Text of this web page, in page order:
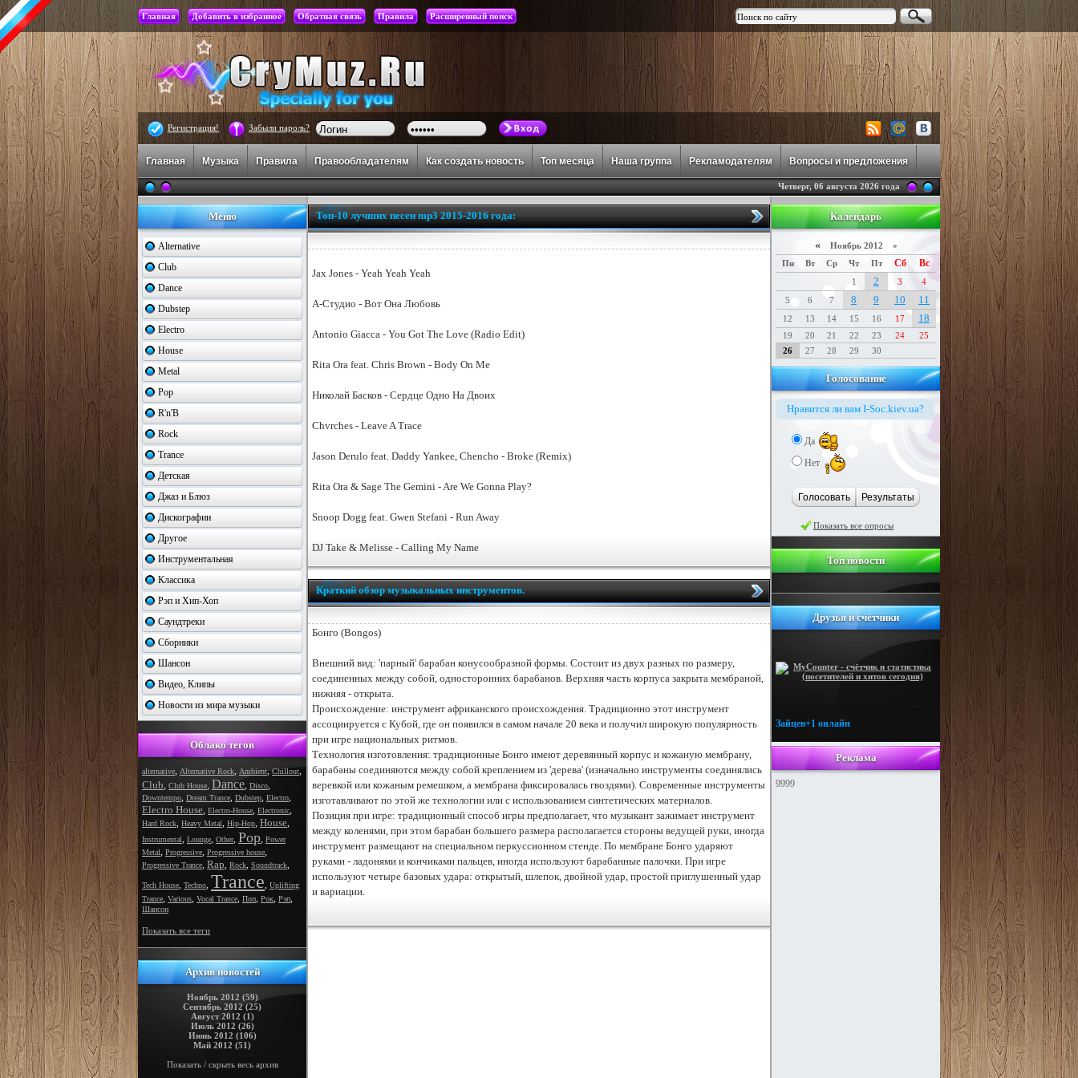
Главная Добавить в избранное Обратная связь Правила Расширенный поиск
Регистрация! Забыли пароль?
Главная Музыка Правила Правообладателям Как создать новость Топ месяца Наша группа Рекламодателям Вопросы и предложения
Четверг, 06 августа 2026 года
Меню
Alternative
Club
Dance
Dubstep
Electro
House
Metal
Pop
R'n'B
Rock
Trance
Детская
Джаз и Блюз
Дискографии
Другое
Инструментальная
Классика
Рэп и Хип-Хоп
Саундтреки
Сборники
Шансон
Видео, Клипы
Новости из мира музыки
Облако тегов
alternative, Alternative Rock, Ambient, Chillout,
Club, Club House, Dance, Disco,
Downtempo, Dream Trance, Dubstep, Electro,
Electro House, Electro-House, Electronic,
Hard Rock, Heavy Metal, Hip-Hop, House,
Instrumental, Lounge, Other, Pop, Power
Metal, Progressive, Progressive house,
Progressive Trance, Rap, Rock, Soundtrack,
Tech House, Techno, Trance, Uplifting
Trance, Various, Vocal Trance, Поп, Рок, Рэп,
Шансон
Показать все теги
Архив новостей
Ноябрь 2012 (59)
Сентябрь 2012 (25)
Август 2012 (1)
Июль 2012 (26)
Июнь 2012 (106)
Май 2012 (51)
Показать / скрыть весь архив
Календарь
«Ноябрь 2012 »
Пн
Вт Ср Чт Пт Сб Вс
1 2 3
4
5
6 7 8 9 10 11
12 13 14 15 16 17 18
19 20 21 22 23 24
25
26
27 28 29 30
Голосование
Нравится ли вам I-Soc.kiev.ua?
Да
Нет
Голосовать Результаты
Показать все опросы
Топ новости
Друзья и счётчики
Зайцев+1 онлайн
Реклама
9999
Топ-10 лучших песен mp3 2015-2016 года:
Jax Jones - Yeah Yeah Yeah
А-Студио - Вот Она Любовь
Antonio Giacca - You Got The Love (Radio Edit)
Rita Ora feat. Chris Brown - Body On Me
Николай Басков - Сердце Одно На Двоих
Chvrches - Leave A Trace
Jason Derulo feat. Daddy Yankee, Chencho - Broke (Remix)
Rita Ora & Sage The Gemini - Are We Gonna Play?
Snoop Dogg feat. Gwen Stefani - Run Away
DJ Take & Melisse - Calling My Name
Краткий обзор музыкальных инструментов.
Бонго (Bongos)
Внешний вид: 'парный' барабан конусообразной формы. Состоит из двух разных по размеру,
соединенных между собой, односторонних барабанов. Верхняя часть корпуса закрыта мембраной,
нижняя - открыта.
Происхождение: инструмент африканского происхождения. Традиционно этот инструмент
ассоциируется с Кубой, где он появился в самом начале 20 века и получил широкую популярность
при игре национальных ритмов.
Технология изготовления: традиционные Бонго имеют деревянный корпус и кожаную мембрану,
барабаны соединяются между собой креплением из 'дерева' (изначально инструменты соединялись
веревкой или кожаным ремешком, а мембрана фиксировалась гвоздями). Современные инструменты
изготавливают по этой же технологии или с использованием синтетических материалов.
Позиция при игре: традиционный способ игры предполагает, что музыкант зажимает инструмент
между коленями, при этом барабан большего размера располагается стороны ведущей руки, иногда
инструмент размещают на специальном перкуссионном стенде. По мембране Бонго ударяют
руками - ладонями и кончиками пальцев, иногда используют барабанные палочки. При игре
используют четыре базовых удара: открытый, шлепок, двойной удар, простой приглушенный удар
и вариации.